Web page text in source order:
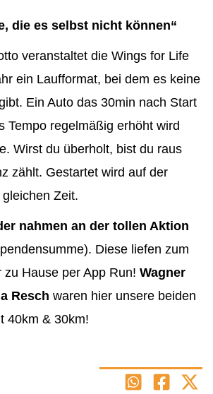
die es selbst nicht können“
veranstaltet die Wings for Life
ein Laufformat, bei dem es keine
Ein Auto das 30min nach Start
Tempo regelmäßig erhöht wird
Wirst du überholt, bist du raus
zählt. Gestartet wird auf der
Zeit.
nahmen an der tollen Aktion
Diese liefen zum
zu Hause per App Run! Wagner
Resch waren hier unsere beiden
40km & 30km!